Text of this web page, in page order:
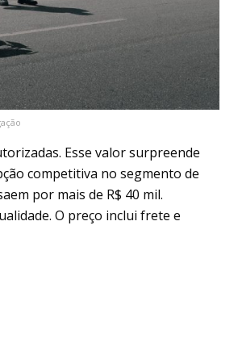
Esse valor surpreende
competitiva no segmento de
por mais de R$ 40 mil.
O preço inclui frete e